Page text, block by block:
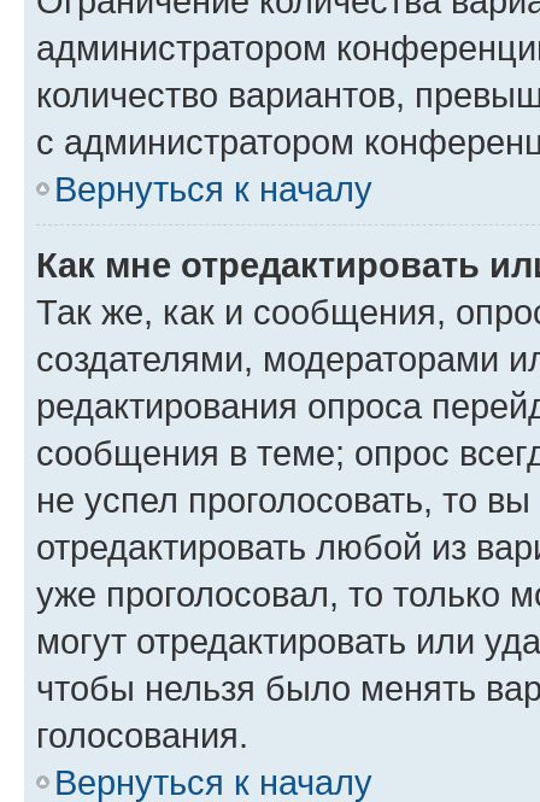
администратором
количество вариантов,
с администратором
Вернуться к началу
Как мне отредактировать
Так же, как и сообщения,
создателями, модераторами
редактирования опроса
сообщения в теме; опрос
не успел проголосовать, то
отредактировать любой из
уже проголосовал, то только
могут отредактировать или
чтобы нельзя было менять
голосования.
Вернуться к началу